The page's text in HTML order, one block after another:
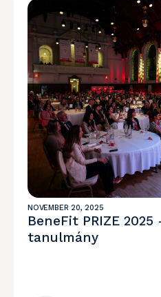
NOVEMBER 20, 2025
BeneFit PRIZE
tanulmány